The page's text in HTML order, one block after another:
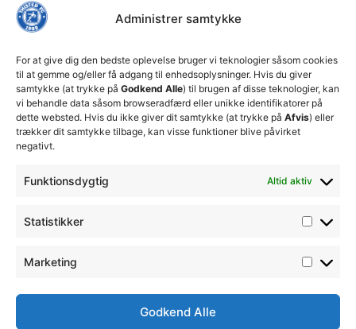
Administrer samtykke
For at give dig den bedste oplevelse bruger vi teknologier såsom cookies
til at gemme og/eller få adgang til enhedsoplysninger. Hvis du giver
samtykke (at trykke på Godkend Alle) til brugen af disse teknologier, kan
vi behandle data såsom browseradfærd eller unikke identifikatorer på
dette websted. Hvis du ikke giver dit samtykke (at trykke på Afvis) eller
trækker dit samtykke tilbage, kan visse funktioner blive påvirket
negativt.
Funktionsdygtig Altid aktiv
Statistikker
Marketing
Godkend Alle
Thisted
99 19
19
Trænerteamet
ledelse
Erhverv
Club 500
for at
sikre
klubbens
fremtid
15. juli 2026
𝘀𝗽𝗶𝗹𝗹𝗲𝗿
17. april 2026
Velkommen
til Emilie
7. februar